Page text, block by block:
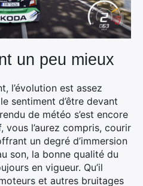
un peu mieux
l’évolution est assez
sentiment d’être devant
de météo s’est encore
l’aurez compris, courir
un degré d’immersion
son, la bonne qualité du
en vigueur. Qu’il
et autres bruitages